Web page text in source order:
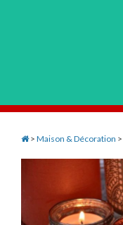
> Maison & Décoration >